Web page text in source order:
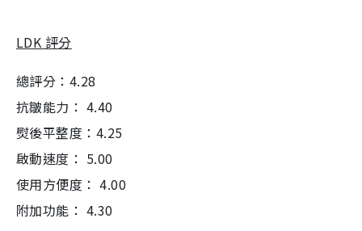
LDK 評分
總評分：4.28
抗皺能力： 4.40
熨後平整度：4.25
啟動速度： 5.00
使用方便度： 4.00
附加功能： 4.30